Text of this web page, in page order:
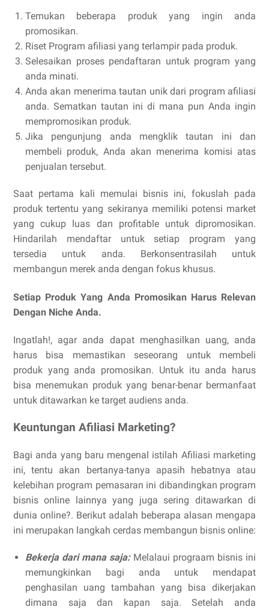
Temukan beberapa produk yang ingin anda
promosikan.
Riset Program afiliasi yang terlampir pada produk.
Selesaikan proses pendaftaran untuk program yang
anda minati.
Anda akan menerima tautan unik dari program afiliasi
anda. Sematkan tautan ini di mana pun Anda ingin
mempromosikan produk.
Jika pengunjung anda mengklik tautan ini dan
membeli produk, Anda akan menerima komisi atas
penjualan tersebut.
Saat pertama kali memulai bisnis ini, fokuslah pada
produk tertentu yang sekiranya memiliki potensi market
yang cukup luas dan profitable untuk dipromosikan.
Hindarilah mendaftar untuk setiap program yang
tersedia untuk anda. Berkonsentrasilah untuk
membangun merek anda dengan fokus khusus.
Setiap Produk Yang Anda Promosikan Harus Relevan
Dengan Niche Anda.
Ingatlah!, agar anda dapat menghasilkan uang, anda
harus bisa memastikan seseorang untuk membeli
produk yang anda promosikan. Untuk itu anda harus
bisa menemukan produk yang benar-benar bermanfaat
untuk ditawarkan ke target audiens anda.
Keuntungan Afiliasi Marketing?
Bagi anda yang baru mengenal istilah Afiliasi marketing
ini, tentu akan bertanya-tanya apasih hebatnya atau
kelebihan program pemasaran ini dibandingkan program
bisnis online lainnya yang juga sering ditawarkan di
dunia online?. Berikut adalah beberapa alasan mengapa
ini merupakan langkah cerdas membangun bisnis online:
Bekerja dari mana saja:Melalaui prograam bisnis ini
memungkinkan bagi anda untuk mendapat
penghasilan uang tambahan yang bisa dikerjakan
dimana saja dan kapan saja. Setelah anda